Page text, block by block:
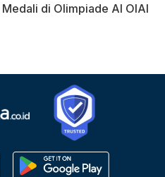
di Olimpiade AI OIAI